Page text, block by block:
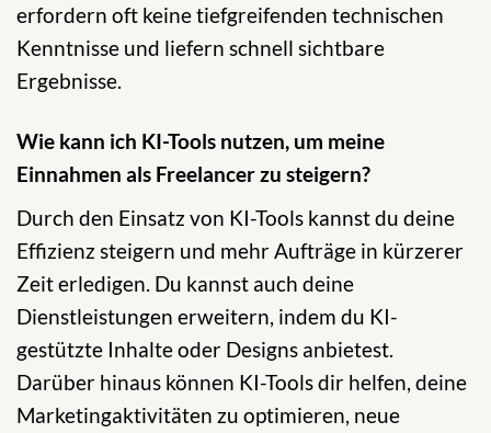
erfordern oft keine tiefgreifenden technischen
Kenntnisse und liefern schnell sichtbare
Ergebnisse.
Wie kann ich KI-Tools nutzen, um meine
Einnahmen als Freelancer zu steigern?
Durch den Einsatz von KI-Tools kannst du deine
Effizienz steigern und mehr Aufträge in kürzerer
Zeit erledigen. Du kannst auch deine
Dienstleistungen erweitern, indem du KI-
gestützte Inhalte oder Designs anbietest.
Darüber hinaus können KI-Tools dir helfen, deine
Marketingaktivitäten zu optimieren, neue